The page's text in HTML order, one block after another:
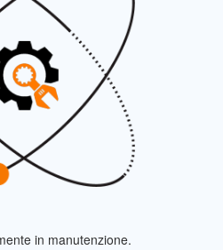
in manutenzione.